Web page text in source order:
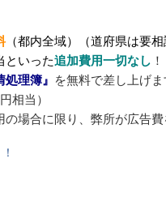
（都内全域）（道府県は要相
いった追加費用一切なし ！
処理簿』 を無料で差し上げま
相当）
場合に限り、弊所が広告費